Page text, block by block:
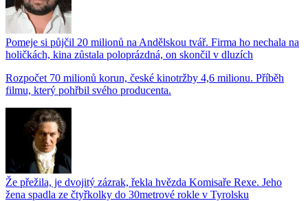
Pomeje si půjčil 20 milionů na Andělskou tvář. Firma ho nechala na
holičkách, kina zůstala poloprázdná, on skončil v dluzích
Rozpočet 70 milionů korun, české kinotržby 4,6 milionu. Příběh
filmu, který pohřbil svého producenta.
Že přežila, je dvojitý zázrak, řekla hvězda Komisaře Rexe. Jeho
žena spadla ze čtyřkolky do 30metrové rokle v Tyrolsku